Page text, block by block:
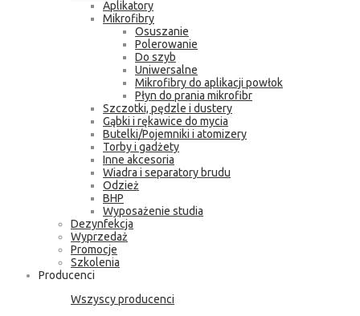
Aplikatory
Mikrofibry
Osuszanie
Polerowanie
Do szyb
Uniwersalne
Mikrofibry do aplikacji powłok
Płyn do prania mikrofibr
Szczotki, pędzle i dustery
Gąbki i rękawice do mycia
Butelki/Pojemniki i atomizery
Torby i gadżety
Inne akcesoria
Wiadra i separatory brudu
Odzież
BHP
Wyposażenie studia
Dezynfekcja
Wyprzedaż
Promocje
Szkolenia
Producenci
Wszyscy producenci